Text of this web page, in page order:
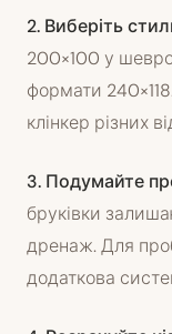
2. Виберіть
200×100 у
формати
клінкер різних
3. Подумайте
бруківки
дренаж. Для
додаткова